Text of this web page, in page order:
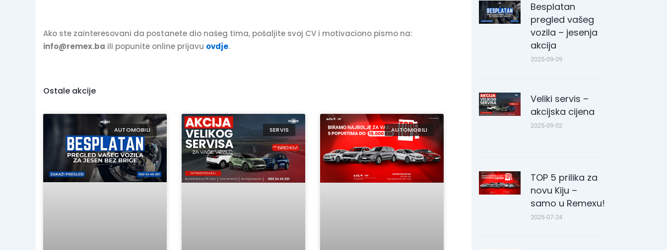
Ako ste zainteresovani da postanete dio našeg tima, pošaljite svoj CV i motivaciono pismo na:
info@remex.ba ili popunite online prijavu ovdje.
Ostale akcije
AUTOMOBILI SERVIS AUTOMOBILI
Besplatan
pregled vašeg
vozila – jesenja
akcija
2025-09-09
Veliki servis –
akcijska cijena
2025-09-02
TOP 5 prilika za
novu Kiju –
samo u Remexu!
2025-07-24